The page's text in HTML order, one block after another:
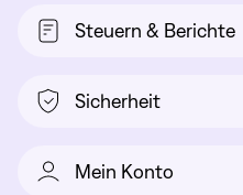
Steuern & Berichte
Sicherheit
Mein Konto